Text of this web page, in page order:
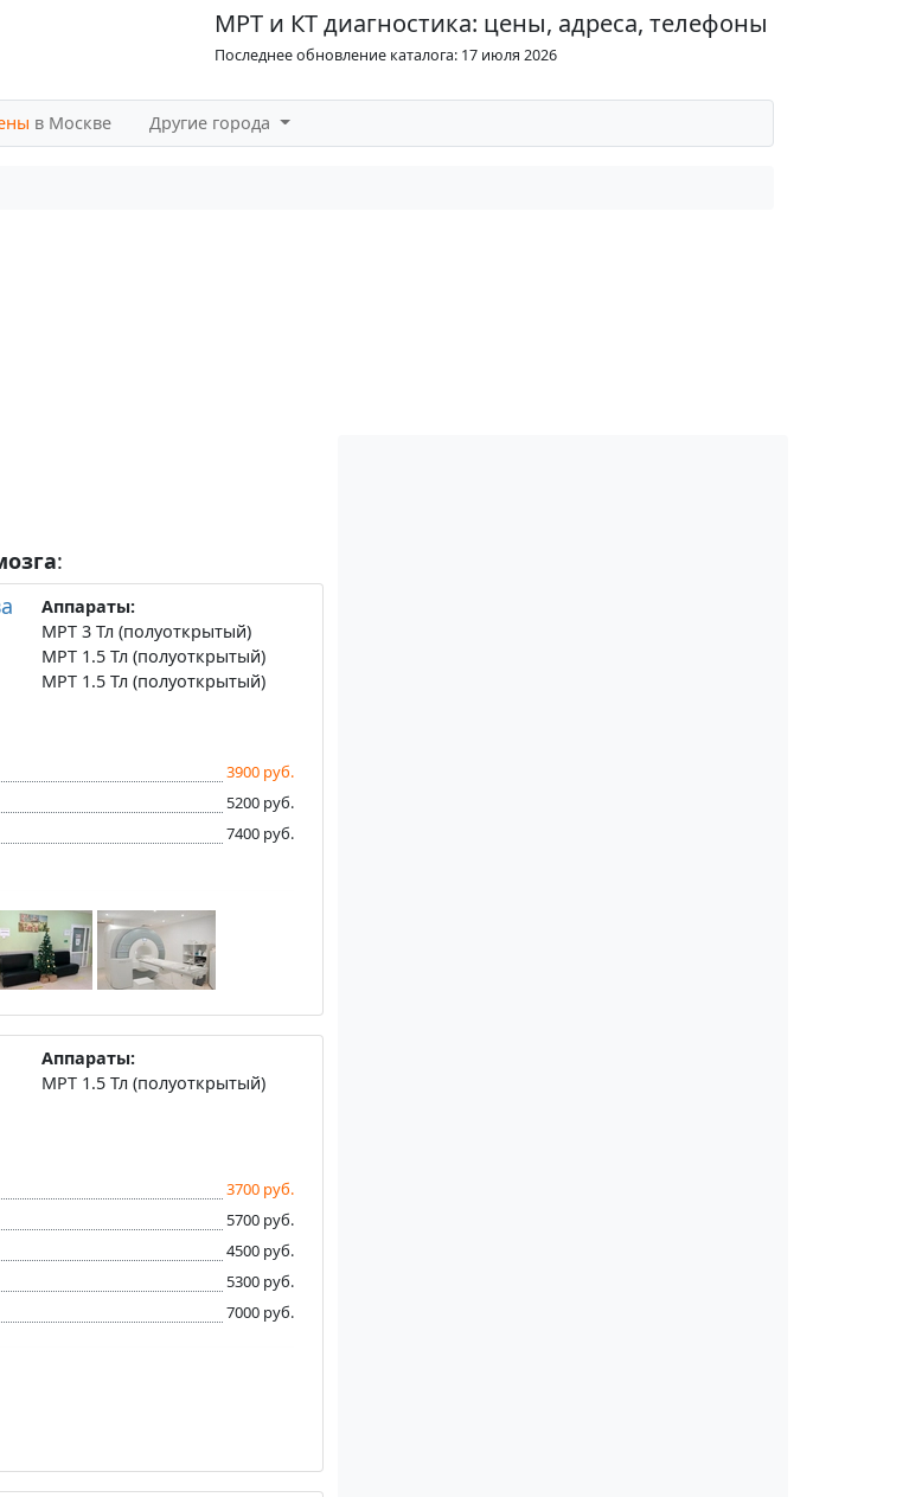
МРТ и КТ диагностика: цены, адреса, телефоны
Последнее обновление каталога: 17 июля 2026
в Москве Другие города
:
Аппараты:
МРТ 3 Тл (полуоткрытый)
МРТ 1.5 Тл (полуоткрытый)
МРТ 1.5 Тл (полуоткрытый)
3900 руб.
5200 руб.
7400 руб.
Аппараты:
МРТ 1.5 Тл (полуоткрытый)
3700 руб.
5700 руб.
4500 руб.
5300 руб.
7000 руб.